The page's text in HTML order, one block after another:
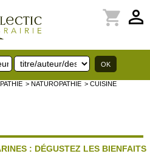
perm_identity
shopping_cart
> NATUROPATHIE > CUISINE
: DÉGUSTEZ LES BIENFAITS